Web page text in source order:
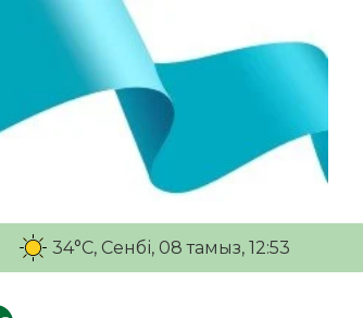
34°C, Сенбі, 08 тамыз, 12:53